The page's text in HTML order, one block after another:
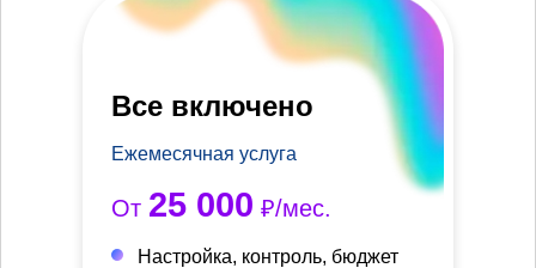
Все включено
Ежемесячная услуга
От 25 000 ₽/мес.
Настройка, контроль, бюджет